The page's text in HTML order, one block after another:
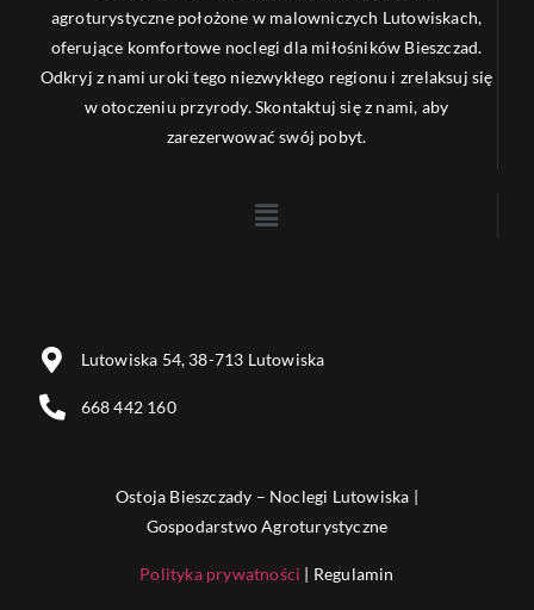
agroturystyczne położone w malowniczych Lutowiskach,
oferujące komfortowe noclegi dla miłośników Bieszczad.
Odkryj z nami uroki tego niezwykłego regionu i zrelaksuj się
w otoczeniu przyrody. Skontaktuj się z nami, aby
zarezerwować swój pobyt.
Lutowiska 54, 38-713 Lutowiska
668 442 160
Ostoja Bieszczady – Noclegi Lutowiska |
Gospodarstwo Agroturystyczne
Polityka prywatności | Regulamin